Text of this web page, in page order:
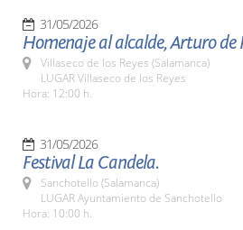
31/05/2026
Homenaje al alcalde, Arturo de
Villaseco de los Reyes (Salamanca)
LUGAR Villaseco de los Reyes
Hora: 12:00 h.
31/05/2026
Festival La Candela.
Sanchotello (Salamanca)
LUGAR Ayuntamiento de Sanchotello
Hora: 10:00 h.